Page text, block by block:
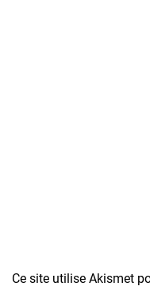
Ce site utilise Akismet